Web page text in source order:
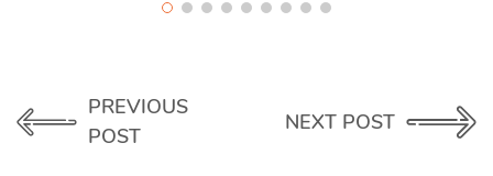
PREVIOUS
POST
NEXT POST